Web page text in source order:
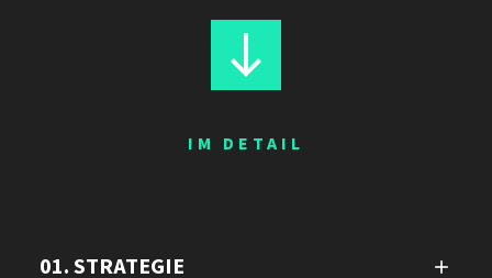
IM DETAIL
01. STRATEGIE